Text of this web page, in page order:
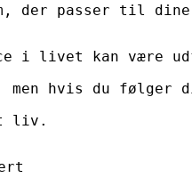
der passer til dine
i livet kan være
men hvis du
liv.